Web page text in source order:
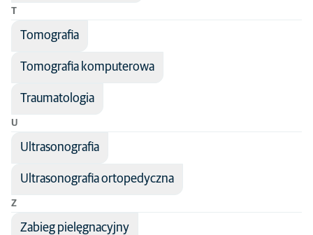
T
Tomografia
Tomografia komputerowa
Traumatologia
U
Ultrasonografia
Ultrasonografia ortopedyczna
Z
Zabieg pielęgnacyjny